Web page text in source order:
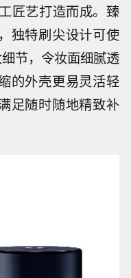
匠艺打造而成。臻
独特刷尖设计可使
节，令妆面细腻透
的外壳更易灵活轻
足随时随地精致补